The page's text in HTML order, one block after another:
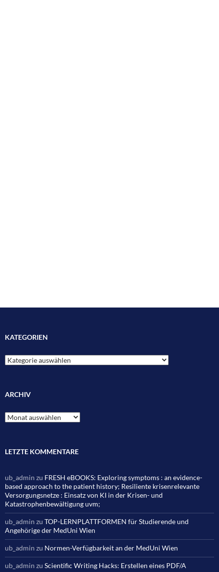
KATEGORIEN
Kategorien
ARCHIV
Archiv
LETZTE KOMMENTARE
ub_admin zu FRESH eBOOKS: Exploring symptoms : an evidence-
based approach to the patient history; Resiliente krisenrelevante
Versorgungsnetze : Einsatz von KI in der Krisen- und
Katastrophenbewältigung uvm;
ub_admin zu TOP-LERNPLATTFORMEN für Studierende und
Angehörige der MedUni Wien
ub_admin zu Normen-Verfügbarkeit an der MedUni Wien
ub_admin zu Scientific Writing Hacks: Erstellen eines PDF/A